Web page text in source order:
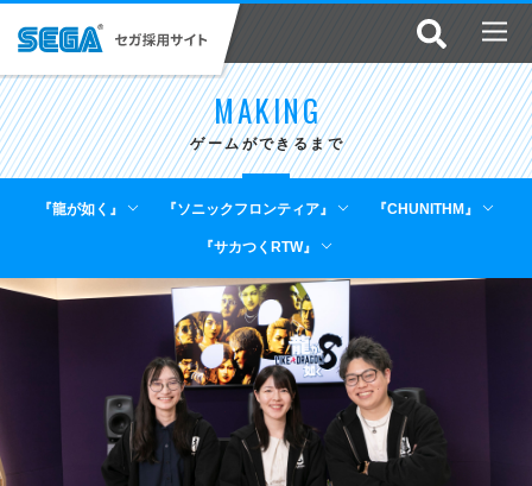
MAKING
ゲームができるまで
『龍が如く』 『ソニックフロンティア』 『CHUNITHM』
『サカつくRTW』